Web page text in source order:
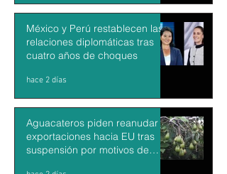
México y Perú restablecen las
relaciones diplomáticas tras
cuatro años de choques
hace 2 días
Aguacateros piden reanudar
exportaciones hacia EU tras
suspensión por motivos de